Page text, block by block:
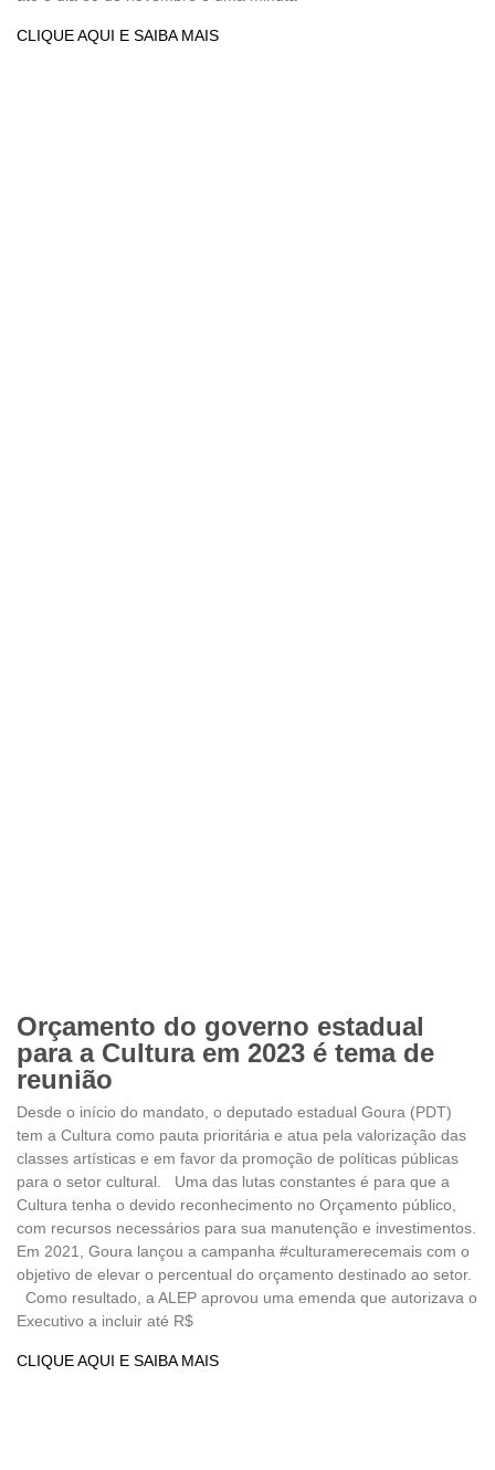
CLIQUE AQUI E SAIBA MAIS
Orçamento do governo estadual
para a Cultura em 2023 é tema de
reunião
Desde o início do mandato, o deputado estadual Goura (PDT)
tem a Cultura como pauta prioritária e atua pela valorização das
classes artísticas e em favor da promoção de políticas públicas
para o setor cultural. Uma das lutas constantes é para que a
Cultura tenha o devido reconhecimento no Orçamento público,
com recursos necessários para sua manutenção e investimentos.
Em 2021, Goura lançou a campanha #culturamerecemais com o
objetivo de elevar o percentual do orçamento destinado ao setor.
Como resultado, a ALEP aprovou uma emenda que autorizava o
Executivo a incluir até R$
CLIQUE AQUI E SAIBA MAIS